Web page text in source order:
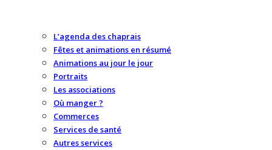
L’agenda des chaprais
Fêtes et animations en résumé
Animations au jour le jour
Portraits
Les associations
Où manger ?
Commerces
Services de santé
Autres services